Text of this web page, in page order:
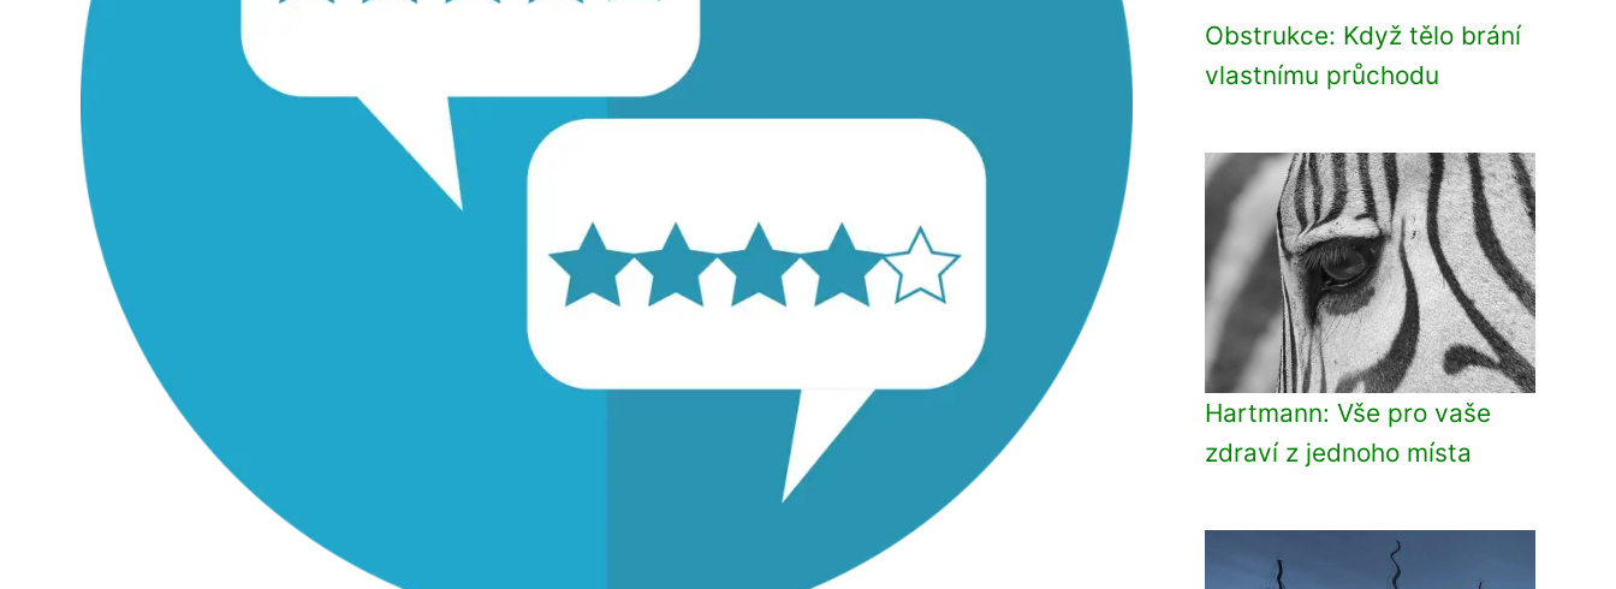
Obstrukce: Když tělo brání
vlastnímu průchodu
Hartmann: Vše pro vaše
zdraví z jednoho místa